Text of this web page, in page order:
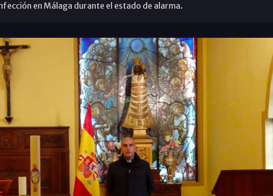
en Málaga durante el estado de alarma.